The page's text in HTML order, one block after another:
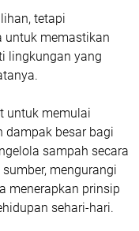
tetapi
untuk memastikan
lingkungan yang
untuk memulai
dampak besar bagi
sampah secara
mengurangi
menerapkan prinsip
sehari-hari.